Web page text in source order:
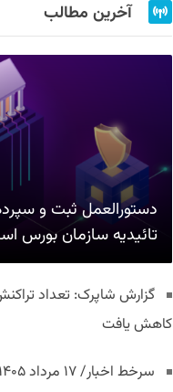
آخرین مطالب
دستورالعمل ثبت و
تائیدیه سازمان بورس
کاهش یافت
سرخط اخبار/ ۱۷ مرداد ۱۴۰۵